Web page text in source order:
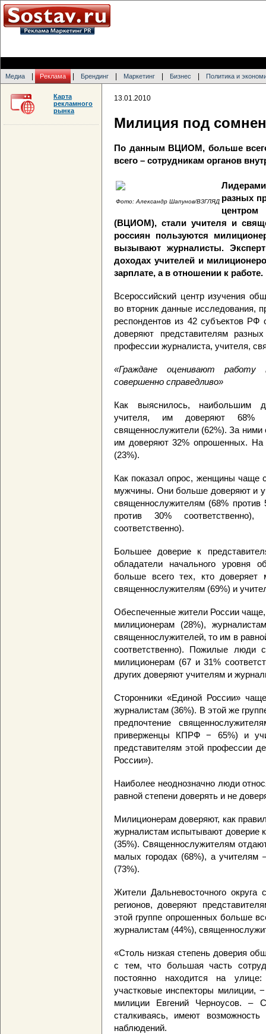
Медиа Реклама Брендинг Маркетинг Бизнес Политика и
13.01.2010
Милиция под
По данным ВЦИОМ, больше
всего – сотрудникам органов
Фото: Александр Шапунов/ВЗГЛЯД разных
(ВЦИОМ), стали учителя и
россиян пользуются
вызывают журналисты.
доходах учителей и
зарплате, а в отношении к работе.
Всероссийский центр изучения
во вторник данные исследования,
респондентов из 42 субъектов РФ
доверяют представителям
профессии журналиста, учителя,
«Граждане оценивают работу
совершенно справедливо»
Как выяснилось, наибольшим
учителя, им доверяют 68%
священнослужители (62%). За
им доверяют 32% опрошенных. На
(23%).
Как показал опрос, женщины чаще
мужчины. Они больше доверяют и
священнослужителям (68% против
против 30%
соответственно).
Большее доверие к
обладатели начального уровня
больше всего тех, кто доверяет
священнослужителям (69%) и
Обеспеченные жители России
милиционерам (28%),
священнослужителей, то им в
соответственно). Пожилые люди
милиционерам (67 и 31%
других доверяют учителям и
Сторонники «Единой России»
журналистам (36%). В этой же
предпочтение
приверженцы КПРФ − 65%) и
представителям этой профессии
России»).
Наиболее неоднозначно люди
равной степени доверять и не
Милиционерам доверяют, как
журналистам испытывают доверие
(35%). Священнослужителям
малых городах (68%), а учителям
(73%).
Жители Дальневосточного
регионов, доверяют
этой группе опрошенных больше
журналистам (44%),
«Столь низкая степень доверия
с тем, что большая часть
постоянно находится на
участковые инспекторы милиции,
милиции Евгений Черноусов. –
сталкиваясь, имеют
наблюдений.
Карта
рекламного
рынка